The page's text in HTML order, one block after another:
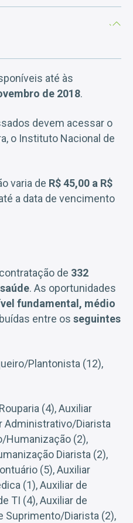
até às
de 2018.
devem acessar o
o Instituto Nacional de
varia de R$ 45,00 a R$
a data de vencimento
de 332
. As oportunidades
fundamental, médio
entre os seguintes
Plantonista (12),
(4), Auxiliar
Administrativo/Diarista
Humanização (2),
Diarista (2),
(5), Auxiliar
(1), Auxiliar de
TI (4), Auxiliar de
Suprimento/Diarista (2),